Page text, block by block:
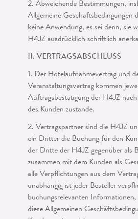
2. Abweichende Bestimmungen,
Allgemeine Geschäftsbedin­gungen
keine Anwendung, es sei denn, sie
H4JZ ausdrücklich schriftlich
II. VERTRAGSABSCHLUSS
1. Der Hotelaufnahmevertrag und
Veranstaltungsvertrag kommen
Auftragsbestätigung der H4JZ
des Kunden zustande.
2. Vertragspartner sind die H4JZ
ein Dritter die Buchung für den
der Dritte der H4JZ gegenüber als
zusammen mit dem Kunden als
alle Verpflichtungen aus dem
unabhängig ist jeder Besteller
buchungsrelevanten Infor­mationen,
diese Allgemeinen